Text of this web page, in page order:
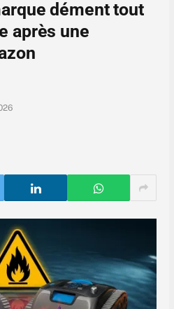
dément tout
après une